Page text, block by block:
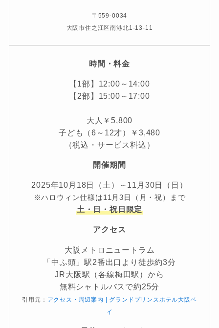
〒559-0034
大阪市住之江区南港北1-13-11
時間・料金
【1部】12:00～14:00
【2部】15:00～17:00
大人￥5,800
子ども（6～12才）￥3,480
（税込・サービス料込）
開催期間
2025年10月18日（土）～11月30日（日）
※ハロウィン仕様は11月3日（月・祝）まで
土・日・祝日限定
アクセス
大阪メトロニュートラム
「中ふ頭」駅2番出口より徒歩約3分
JR大阪駅（各線梅田駅）から
無料シャトルバスで約25分
引用元： アクセス・周辺案内 | グランドプリンスホテル大阪ベ
イ